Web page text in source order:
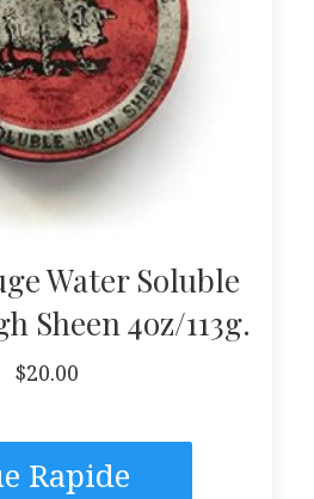
Water Soluble
Sheen 4oz/113g.
$20.00
Rapide